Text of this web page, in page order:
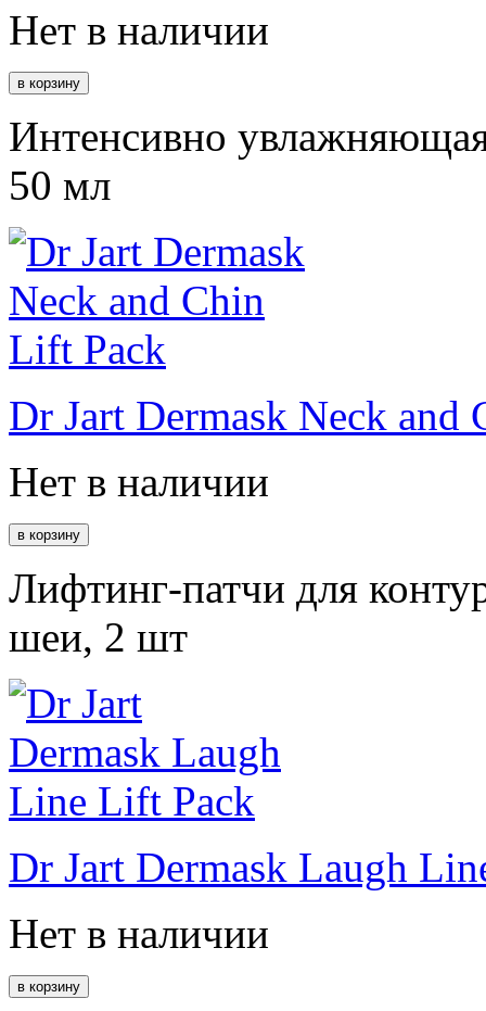
Нет в наличии
Интенсивно
50 мл
Dr Jart Dermask Neck and
Нет в наличии
Лифтинг-патчи для
шеи, 2 шт
Dr Jart Dermask Laugh
Нет в наличии